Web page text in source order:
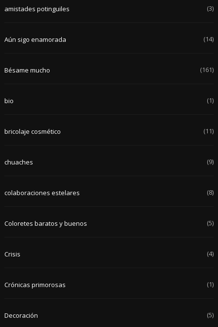
amistades potinguiles (3)
Aún sigo enamorada (14)
Bésame mucho (161)
bio (1)
bricolaje cosmético (11)
chuaches (9)
colaboraciones estelares (8)
Coloretes baratos y buenos (5)
Crisis (4)
Crónicas primorosas (1)
Decoración (5)